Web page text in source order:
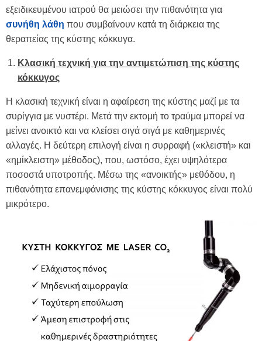
εξειδικευμένου ιατρού θα μειώσει την πιθανότητα για
συνήθη λάθη που συμβαίνουν κατά τη διάρκεια της
θεραπείας της κύστης κόκκυγα.
Κλασική τεχνική για την αντιμετώπιση της κύστης
κόκκυγος
Η κλασική τεχνική είναι η αφαίρεση της κύστης μαζί με τα
συρίγγια με νυστέρι. Μετά την εκτομή το τραύμα μπορεί να
μείνει ανοικτό και να κλείσει σιγά σιγά με καθημερινές
αλλαγές. Η δεύτερη επιλογή είναι η συρραφή («κλειστή» και
«ημίκλειστη» μέθοδος), που, ωστόσο, έχει υψηλότερα
ποσοστά υποτροπής. Μέσω της «ανοικτής» μεθόδου, η
πιθανότητα επανεμφάνισης της κύστης κόκκυγος είναι πολύ
μικρότερο.